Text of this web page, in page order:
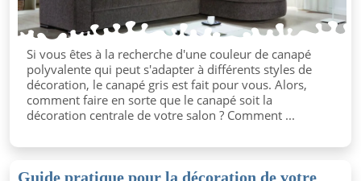
Si vous êtes à la recherche d'une couleur de canapé
polyvalente qui peut s'adapter à différents styles de
décoration, le canapé gris est fait pour vous. Alors,
comment faire en sorte que le canapé soit la
décoration centrale de votre salon ? Comment ...
Guide pratique pour la décoration de votre